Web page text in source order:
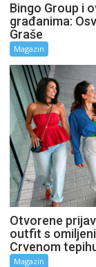
Bingo Group i
građanima:
Graše
Magazin
Otvorene
outfit s
Crvenom
Magazin